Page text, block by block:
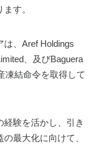
す。
、Aref Holdings
、及びBaguera
凍結命令を取得して
験を活かし、引き
最大化に向けて、